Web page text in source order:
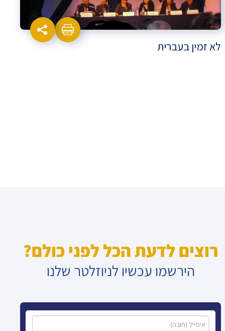
לא זמין בעברית
רוצים לדעת הכל לפני כולם?
הירשמו עכשיו לניוזלטר שלנו